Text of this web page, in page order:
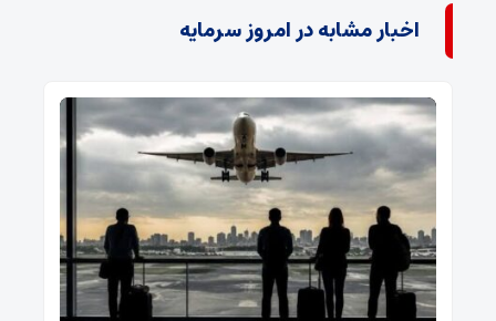
اخبار مشابه در امروز سرمایه